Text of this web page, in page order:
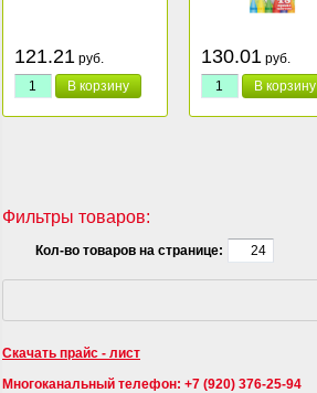
121.21 руб.
В корзину
130.01 руб.
В корзину
Фильтры товаров:
Кол-во товаров на странице:
Скачать прайс - лист
Многоканальный телефон: +7 (920) 376-25-94